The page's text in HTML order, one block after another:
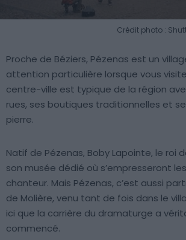
Crédit photo :
Proche de Béziers, Pézenas est un
attention particulière lorsque vous
centre-ville est typique de la région
rues, ses boutiques traditionnelles et
pierre.
Natif de Pézenas, Boby Lapointe, le roi
son musée dédié où s’empresseront
chanteur. Mais Pézenas, c’est aussi
de Molière, venu tant de fois dans le
ici que la carrière du dramaturge a
commencé.